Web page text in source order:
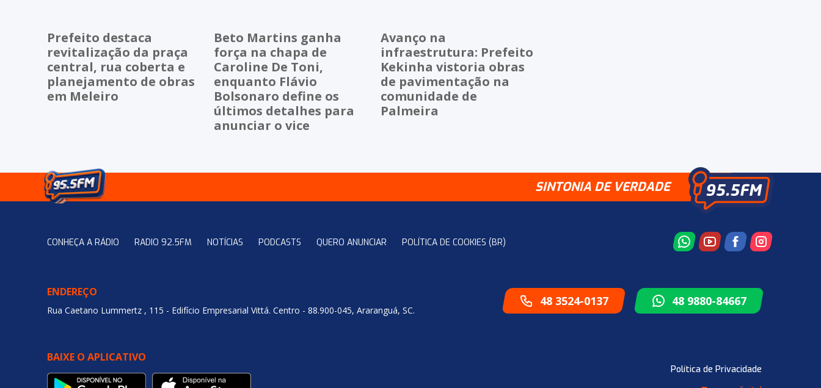
Prefeito destaca
revitalização da praça
central, rua coberta e
planejamento de obras
em Meleiro
Beto Martins ganha
força na chapa de
Caroline De Toni,
enquanto Flávio
Bolsonaro define os
últimos detalhes para
anunciar o vice
Avanço na
infraestrutura: Prefeito
Kekinha vistoria obras
de pavimentação na
comunidade de
Palmeira
SINTONIA DE VERDADE
CONHEÇA A RÁDIO RADIO 92.5FM NOTÍCIAS PODCASTS QUERO ANUNCIAR POLÍTICA DE COOKIES (BR)
ENDEREÇO
Rua Caetano Lummertz , 115 - Edifício Empresarial Vittá. Centro - 88.900-045, Araranguá, SC.
48 3524-0137 48 9880-84667
BAIXE O APLICATIVO
Política de Privacidade